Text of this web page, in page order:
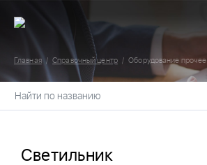
Главная Справочный центр Оборудование прочее
Найти по названию
Светильник